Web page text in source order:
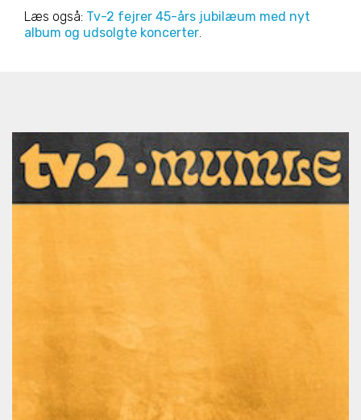
Læs også: Tv-2 fejrer 45-års jubilæum med nyt
album og udsolgte koncerter.